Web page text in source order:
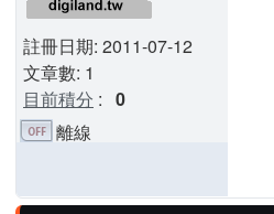
註冊日期: 2011-07-12
文章數: 1
目前積分 : 0
離線